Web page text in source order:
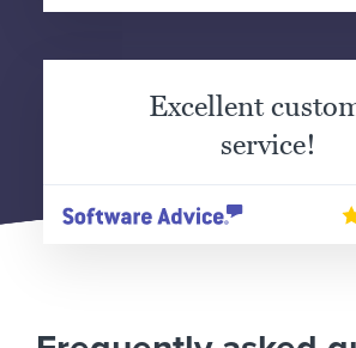
Excellent
service!